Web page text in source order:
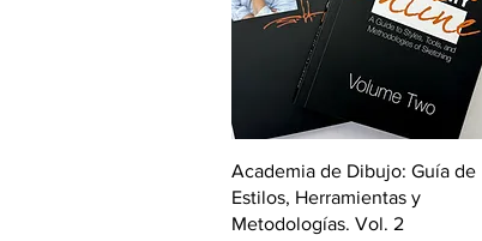
Vista rápida
Academia de Dibujo: Guía de
Estilos, Herramientas y
Metodologías. Vol. 2